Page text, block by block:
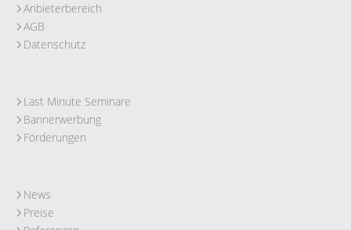
Anbieterbereich
AGB
Datenschutz
Last Minute Seminare
Bannerwerbung
Förderungen
News
Preise